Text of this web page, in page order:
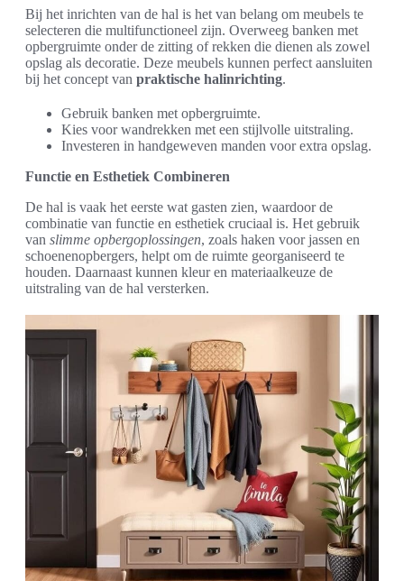
Bij het inrichten van de hal is het van belang om meubels te
selecteren die multifunctioneel zijn. Overweeg banken met
opbergruimte onder de zitting of rekken die dienen als zowel
opslag als decoratie. Deze meubels kunnen perfect aansluiten
bij het concept van praktische halinrichting.
Gebruik banken met opbergruimte.
Kies voor wandrekken met een stijlvolle uitstraling.
Investeren in handgeweven manden voor extra opslag.
Functie en Esthetiek Combineren
De hal is vaak het eerste wat gasten zien, waardoor de
combinatie van functie en esthetiek cruciaal is. Het gebruik
van slimme opbergoplossingen, zoals haken voor jassen en
schoenenopbergers, helpt om de ruimte georganiseerd te
houden. Daarnaast kunnen kleur en materiaalkeuze de
uitstraling van de hal versterken.